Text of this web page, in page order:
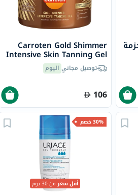
Carroten Gold Shimmer
Intensive Skin Tanning Gel
150mlتوصيل مجاني اليوم
106
30% خصم
أقل سعرمن 30 يوم